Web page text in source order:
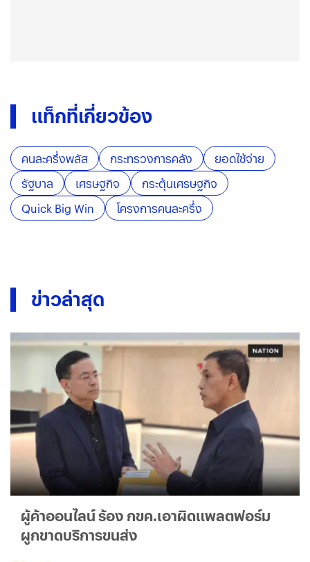
แท็กที่เกี่ยวข้อง
คนละครึ่งพลัส กระทรวงการคลัง
ยอดใช้จ่าย
รัฐบาล
เศรษฐกิจ
กระตุ้นเศรษฐกิจ
Quick Big Win
โครงการคนละครึ่ง
ข่าวล่าสุด
ผู้ค้าออนไลน์ ร้อง กขค.เอาผิดแพลตฟอร์ม
ผูกขาดบริการขนส่ง